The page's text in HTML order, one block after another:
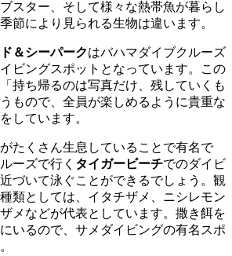
スター、そして様々な熱帯魚が暮らし
節により見られる生物は違います。
＆シーパークはバハマダイブクルーズ
ビングスポットとなっています。この
持ち帰るのは写真だけ、残していくも
もので、全員が楽しめるように貴重な
しています。
たくさん生息していることで有名で
ーズで行く タイガービーチでのダイビ
づいて泳ぐことができるでしょう。観
類としては、イタチザメ、ニシレモン
メなどが代表としています。撒き餌を
いるので、サメダイビングの有名スポ